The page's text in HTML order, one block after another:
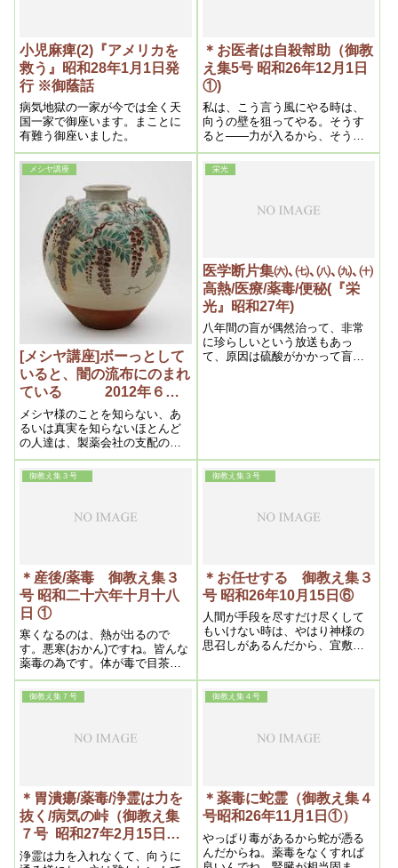
小児麻痺(2)『アメリカを
救う』昭和28年1月1日発
行 ※御蔭話
病気地獄の一家が今では全く天
国一家で御座います。まことに
有難う御座いました。
＊お医者は自殺幇助（御教
え集5号 昭和26年12月1日
①)
私は、こう言う風にやる時は、
向うの壁を狙ってやる。そうす
ると――力が入るから、そうで
はいけない。力を抜いてする。
一つの練習ですね。
メシヤ講座
[メシヤ講座]ボーっとして
いると、闇の流布にのまれ
ている 2012年６月
①
メシヤ様のことを知らない、あ
るいは真実を知らないほとんど
の人達は、製薬会社の支配の下
に生活をしている、ということ
になってきます。大変恐ろしい
現代の中に生きているんだとい
て、このように話されていると
栄光
医学断片集㈥､㈦､㈧､㈨､㈩
高熱/医療/薬毒/便秘(『栄
光』昭和27年)
八年間の盲が偶然治って、非常
に珍らしいという放送もあっ
て、原因は硫酸がかかって盲目
ある事を示しているのである。
御教え集３号
＊産後/薬毒 御教え集３
号 昭和二十六年十月十八
日 ①
寒くなるのは、熱が出るので
す。悪寒(おかん)ですね。皆んな
薬毒の為です。体が毒で目茶苦
茶になっている。薬毒が無くな
るにつれて良くなります。浄霊
は苦しい所苦しい所をやると良
んですからね
御教え集３号
＊お任せする 御教え集３
号 昭和26年10月15日⑥
人間が手段を尽すだけ尽くして
もいけない時は、やはり神様の
思召しがあるんだから、宜敷く
御教え集７号
＊胃潰瘍/薬毒/浄霊は力を
抜く/病気の峠（御教え集
７号 昭和27年2月15日
①）
浄霊は力を入れなくて、向うに
御教え集４号
＊薬毒に蛇霊（御教え集４
号昭和26年11月1日①）
やっぱり毒があるから蛇が憑る
んだからね。薬毒をなくすれば